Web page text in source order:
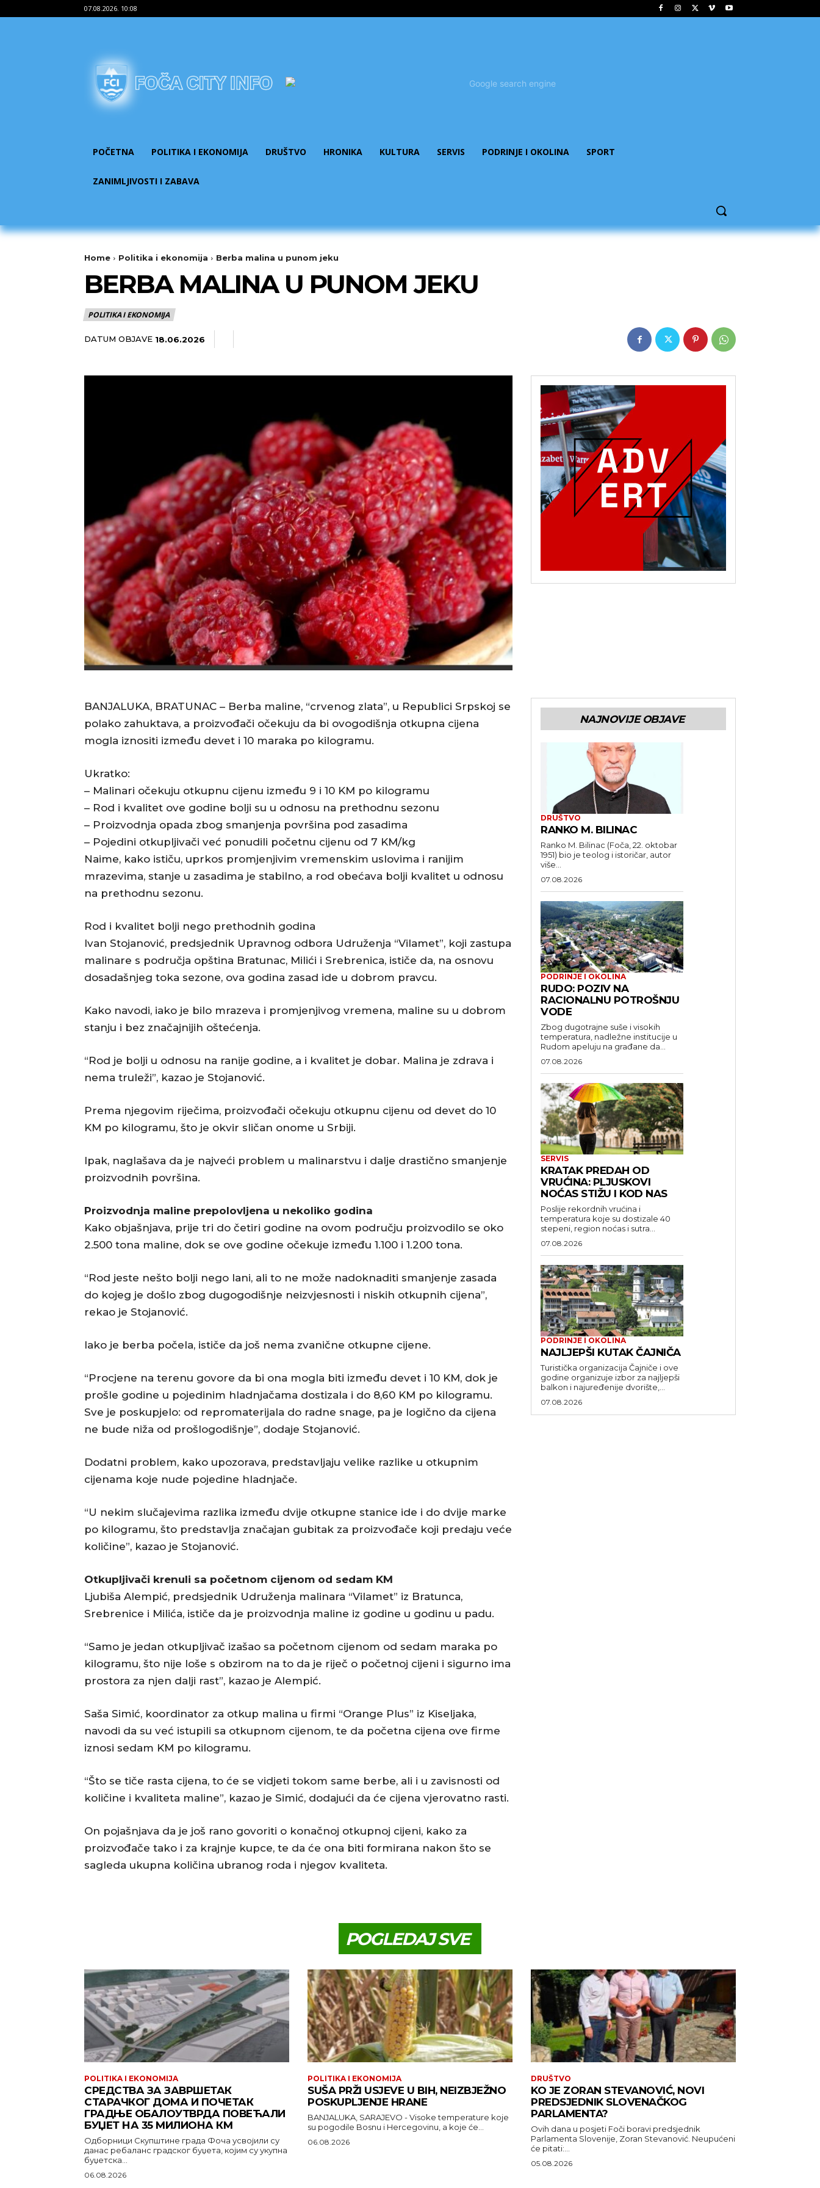
07.08.2026. 10:08
POČETNA POLITIKA I EKONOMIJA DRUŠTVO HRONIKA KULTURA SERVIS PODRINJE I OKOLINA SPORT
ZANIMLJIVOSTI I ZABAVA
Home Politika i ekonomija Berba malina u punom jeku
BERBA MALINA U PUNOM JEKU
POLITIKA I EKONOMIJA
DATUM OBJAVE 18.06.2026
BANJALUKA, BRATUNAC – Berba maline, “crvenog zlata”, u Republici Srpskoj se
polako zahuktava, a proizvođači očekuju da bi ovogodišnja otkupna cijena
mogla iznositi između devet i 10 maraka po kilogramu.
Ukratko:
– Malinari očekuju otkupnu cijenu između 9 i 10 KM po kilogramu
– Rod i kvalitet ove godine bolji su u odnosu na prethodnu sezonu
– Proizvodnja opada zbog smanjenja površina pod zasadima
– Pojedini otkupljivači već ponudili početnu cijenu od 7 KM/kg
Naime, kako ističu, uprkos promjenjivim vremenskim uslovima i ranijim
mrazevima, stanje u zasadima je stabilno, a rod obećava bolji kvalitet u odnosu
na prethodnu sezonu.
Rod i kvalitet bolji nego prethodnih godina
Ivan Stojanović, predsjednik Upravnog odbora Udruženja “Vilamet”, koji zastupa
malinare s područja opština Bratunac, Milići i Srebrenica, ističe da, na osnovu
dosadašnjeg toka sezone, ova godina zasad ide u dobrom pravcu.
Kako navodi, iako je bilo mrazeva i promjenjivog vremena, maline su u dobrom
stanju i bez značajnijih oštećenja.
“Rod je bolji u odnosu na ranije godine, a i kvalitet je dobar. Malina je zdrava i
nema truleži”, kazao je Stojanović.
Prema njegovim riječima, proizvođači očekuju otkupnu cijenu od devet do 10
KM po kilogramu, što je okvir sličan onome u Srbiji.
Ipak, naglašava da je najveći problem u malinarstvu i dalje drastično smanjenje
proizvodnih površina.
Proizvodnja maline prepolovljena u nekoliko godina
Kako objašnjava, prije tri do četiri godine na ovom području proizvodilo se oko
2.500 tona maline, dok se ove godine očekuje između 1.100 i 1.200 tona.
“Rod jeste nešto bolji nego lani, ali to ne može nadoknaditi smanjenje zasada
do kojeg je došlo zbog dugogodišnje neizvjesnosti i niskih otkupnih cijena”,
rekao je Stojanović.
Iako je berba počela, ističe da još nema zvanične otkupne cijene.
“Procjene na terenu govore da bi ona mogla biti između devet i 10 KM, dok je
prošle godine u pojedinim hladnjačama dostizala i do 8,60 KM po kilogramu.
Sve je poskupjelo: od repromaterijala do radne snage, pa je logično da cijena
ne bude niža od prošlogodišnje”, dodaje Stojanović.
Dodatni problem, kako upozorava, predstavljaju velike razlike u otkupnim
cijenama koje nude pojedine hladnjače.
“U nekim slučajevima razlika između dvije otkupne stanice ide i do dvije marke
po kilogramu, što predstavlja značajan gubitak za proizvođače koji predaju veće
količine”, kazao je Stojanović.
Otkupljivači krenuli sa početnom cijenom od sedam KM
Ljubiša Alempić, predsjednik Udruženja malinara “Vilamet” iz Bratunca,
Srebrenice i Milića, ističe da je proizvodnja maline iz godine u godinu u padu.
“Samo je jedan otkupljivač izašao sa početnom cijenom od sedam maraka po
kilogramu, što nije loše s obzirom na to da je riječ o početnoj cijeni i sigurno ima
prostora za njen dalji rast”, kazao je Alempić.
Saša Simić, koordinator za otkup malina u firmi “Orange Plus” iz Kiseljaka,
navodi da su već istupili sa otkupnom cijenom, te da početna cijena ove firme
iznosi sedam KM po kilogramu.
“Što se tiče rasta cijena, to će se vidjeti tokom same berbe, ali i u zavisnosti od
količine i kvaliteta maline”, kazao je Simić, dodajući da će cijena vjerovatno rasti.
On pojašnjava da je još rano govoriti o konačnoj otkupnoj cijeni, kako za
proizvođače tako i za krajnje kupce, te da će ona biti formirana nakon što se
sagleda ukupna količina ubranog roda i njegov kvaliteta.
NAJNOVIJE OBJAVE
DRUŠTVO
RANKO M. BILINAC
Ranko M. Bilinac (Foča, 22. oktobar
1951) bio je teolog i istoričar, autor
više...
07.08.2026
PODRINJE I OKOLINA
RUDO: POZIV NA
RACIONALNU POTROŠNJU
VODE
Zbog dugotrajne suše i visokih
temperatura, nadležne institucije u
Rudom apeluju na građane da...
07.08.2026
SERVIS
KRATAK PREDAH OD
VRUĆINA: PLJUSKOVI
NOĆAS STIŽU I KOD NAS
Poslije rekordnih vrućina i
temperatura koje su dostizale 40
stepeni, region noćas i sutra...
07.08.2026
PODRINJE I OKOLINA
NAJLJEPŠI KUTAK ČAJNIČA
Turistička organizacija Čajniče i ove
godine organizuje izbor za najljepši
balkon i najuređenije dvorište,...
07.08.2026
POGLEDAJ SVE
POLITIKA I EKONOMIJA
СРЕДСТВА ЗА ЗАВРШЕТАК
СТАРАЧКОГ ДОМА И ПОЧЕТАК
ГРАДЊЕ ОБАЛОУТВРДА ПОВЕЋАЛИ
БУЏЕТ НА 35 МИЛИОНА КМ
Одборници Скупштине града Фоча усвојили су
данас ребаланс градског буџета, којим су укупна
буџетска...
06.08.2026
POLITIKA I EKONOMIJA
SUŠA PRŽI USJEVE U BIH, NEIZBJEŽNO
POSKUPLJENJE HRANE
BANJALUKA, SARAJEVO - Visoke temperature koje
su pogodile Bosnu i Hercegovinu, a koje će...
06.08.2026
DRUŠTVO
KO JE ZORAN STEVANOVIĆ, NOVI
PREDSJEDNIK SLOVENAČKOG
PARLAMENTA?
Ovih dana u posjeti Foči boravi predsjednik
Parlamenta Slovenije, Zoran Stevanović. Neupućeni
će pitati:...
05.08.2026